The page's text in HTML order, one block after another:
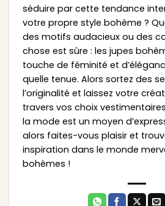
séduire par cette tendance
votre propre style bohème ?
des motifs audacieux ou des
chose est sûre : les jupes
touche de féminité et
quelle tenue. Alors sortez des
l’originalité et laissez votre
travers vos choix
la mode est un moyen
alors faites-vous plaisir et
inspiration dans le monde
bohèmes !